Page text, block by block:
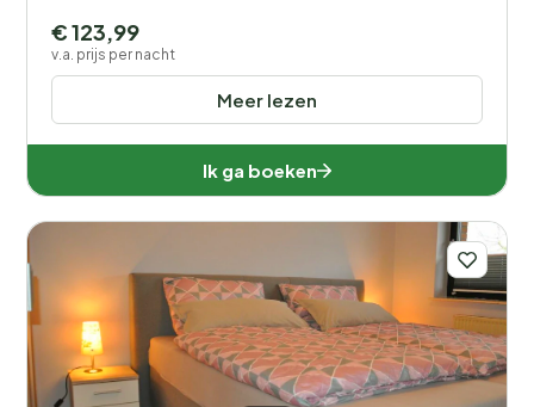
Meer lezen
€ 123,99
v.a. prijs per nacht
Ik ga boeken